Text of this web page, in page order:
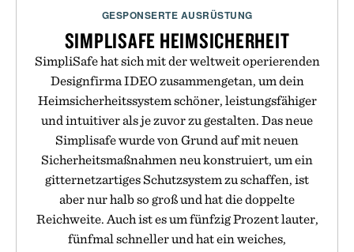
GESPONSERTE AUSRÜSTUNG
SIMPLISAFE HEIMSICHERHEIT
SimpliSafe hat sich mit der weltweit operierenden
Designfirma IDEO zusammengetan, um dein
Heimsicherheitssystem schöner, leistungsfähiger
und intuitiver als je zuvor zu gestalten. Das neue
Simplisafe wurde von Grund auf mit neuen
Sicherheitsmaßnahmen neu konstruiert, um ein
gitternetzartiges Schutzsystem zu schaffen, ist
aber nur halb so groß und hat die doppelte
Reichweite. Auch ist es um fünfzig Prozent lauter,
fünfmal schneller und hat ein weiches,